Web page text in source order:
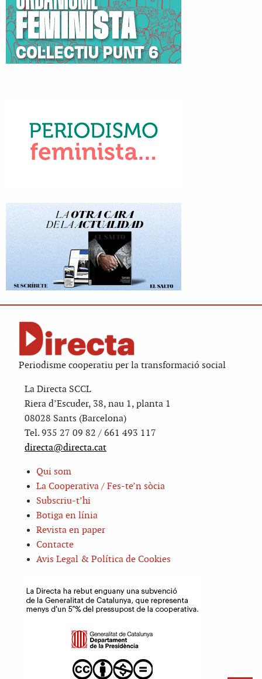
Periodisme cooperatiu per la transformació social
La Directa SCCL
Riera d’Escuder, 38, nau 1, planta 1
08028 Sants (Barcelona)
Tel. 935 27 09 82 / 661 493 117
directa@directa.cat
Qui som
La Cooperativa / Fes-te’n sòcia
Subscriu-t’hi
Botiga en línia
Revista en paper
Contacte
Avis Legal & Política de Cookies